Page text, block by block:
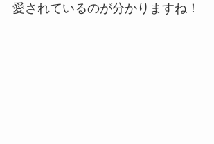
愛されているのが分かりますね！